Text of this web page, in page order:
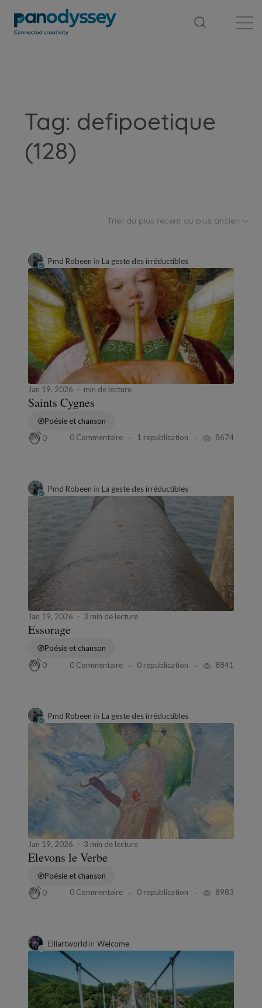
Tag: defipoetique
(128)
Trier du plus récent au plus ancien
Pmd Robeen in La geste des irréductibles
Jan 19, 2026 min de lecture
Saints Cygnes
Poésie et chanson
0
0 Commentaire 1 republication 8674
Pmd Robeen in La geste des irréductibles
Jan 19, 2026 3 min de lecture
Essorage
Poésie et chanson
0
0 Commentaire 0 republication 8841
Pmd Robeen in La geste des irréductibles
Jan 19, 2026 3 min de lecture
Elevons le Verbe
Poésie et chanson
0
0 Commentaire 0 republication 8983
Elliartworld in Welcome